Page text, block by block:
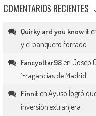
COMENTARIOS RECIENTES
Quirky and you know it
y el banquero forrado
Fancyotter98en Josep
‘Fragancias de Madrid’
Finniten Ayuso logró
inversión extranjera